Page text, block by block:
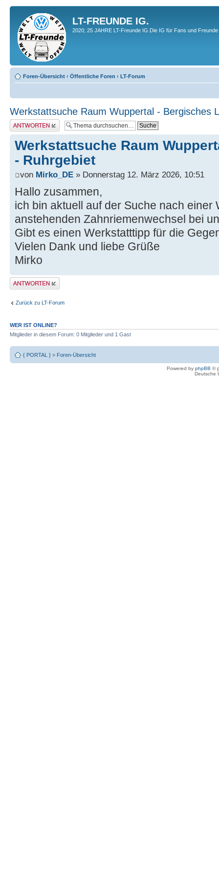
LT-FREUNDE IG.
2020; 25 JAHRE LT-Freunde IG.Die IG für Fans und
Foren-Übersicht ‹ Öffentliche Foren ‹ LT-Forum
Werkstattsuche Raum Wuppertal - Bergisches
Antwort erstellen
Werkstattsuche Raum
- Ruhrgebiet
von Mirko_DE » Donnerstag 12. März 2026, 10:51
Hallo zusammen,
ich bin aktuell auf der Suche nach einer
anstehenden Zahnriemenwechsel bei
Gibt es einen Werkstatttipp für die
Vielen Dank und liebe Grüße
Mirko
Antwort erstellen
Zurück zu LT-Forum
WER IST ONLINE?
Mitglieder in diesem Forum: 0 Mitglieder und 1 Gast
{ PORTAL } » Foren-Übersicht
Powered by phpBB ©
Deutsche